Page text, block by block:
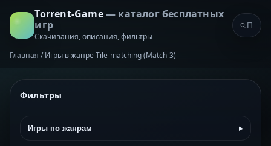
Torrent-Game— каталог бесплатных
игр
Скачивания, описания, фильтры
Главная / Игры в жанре Tile-matching (Match-3)
Фильтры
Игры по жанрам ▸